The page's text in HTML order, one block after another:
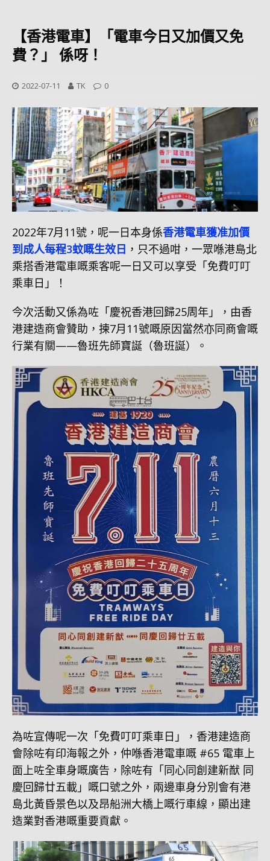
【香港電車】「電車今日又加價又免
費？」 係呀！
2022-07-11 TK 0
2022年7月11號，呢一日本身係香港電車獲准加價
到成人每程3蚊嘅生效日 ，只不過咁，一眾喺港島北
乘搭香港電車嘅乘客呢一日又可以享受「免費叮叮
乘車日」！
今次活動又係為咗「慶祝香港回歸25周年」，由香
港建造商會贊助，揀7月11號嘅原因當然亦同商會嘅
行業有關——魯班先師寶誕（魯班誕）。
為咗宣傳呢一次「免費叮叮乘車日」，香港建造商
會除咗有印海報之外，仲喺香港電車嘅 #65 電車上
面上咗全車身嘅廣告，除咗有「同心同創建新猷 同
慶回歸廿五載」嘅口號之外，兩邊車身分別會有港
島北黃昏景色以及昂船洲大橋上嘅行車線，顯出建
造業對香港嘅重要貢獻。